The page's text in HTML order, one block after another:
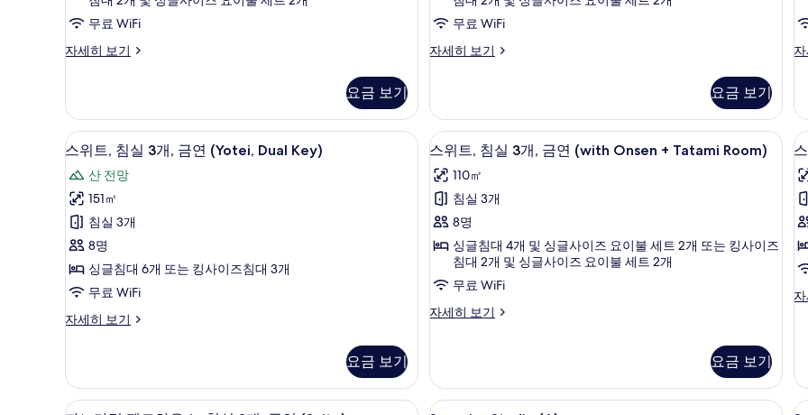
기
개,
금
Tatami
Room)
사
진
모
두
보
기
무료 WiFi
자세히 보기
스
실
개,
연
(with
Tatami
Room)
자
세
히
보
요금 보기
개,
금
Tatami
Room,
Dual
Key)
사
진
모
보
기
무료 WiFi
자세히 보기
스
실
개,
연
(with
Tatami
Room,
Dual
Key)
자
세
히
요금 보기
스
실
개,
연
자
세
히
보
스
위
트,
침
실
3
개,
금
연
Key)
스위트, 침실 3개, 금연 (Yotei, Dual Key) | 객실 내 금고, 책상, 무료 WiFi, 침대 시트
20
스위트, 침실 3개, 금연 (Yotei, Dual Key)
산 전망
151㎡
침실 3개
8명
싱글침대 6개 또는 킹사이즈침대 3개
무료 WiFi
자세히 보기
스
실
요금 보기
스
위
트,
침
실
3
개,
금
+
Tatami
스위트, 침실 3개, 금연 (with Onsen +
15
스위트, 침실 3개, 금연 (with Onsen + Tatami Room)
110㎡
침실 3개
8명
싱글침대 4개 및 싱글사이즈 요이불 세트 2개 또는 킹사이즈
침대 2개 및 싱글사이즈 요이불 세트 2개
무료 WiFi
자세히 보기
스
실
개,
요금 보기
스
실
3
개,
스
3
개,
금
파 파노라믹 펜트하우스, 침실 3개, 금연 (Suite) | 내부 세부 사진
Superior 객실 내 금고, 책상, 무료 WiFi, 침대 시트